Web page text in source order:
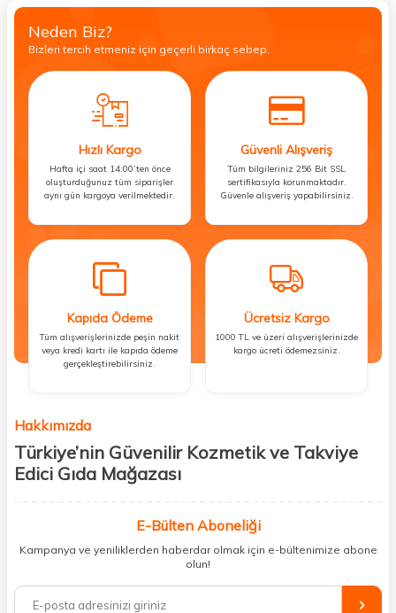
Neden Biz?
Bizleri tercih etmeniz için geçerli birkaç sebep.
Hızlı Kargo
Hafta içi saat 14:00’ten önce
oluşturduğunuz tüm siparişler
aynı gün kargoya verilmektedir.
Güvenli Alışveriş
Tüm bilgileriniz 256 Bit SSL
sertifikasıyla korunmaktadır.
Güvenle alışveriş yapabilirsiniz.
Kapıda Ödeme
Tüm alışverişlerinizde peşin nakit
veya kredi kartı ile kapıda ödeme
gerçekleştirebilirsiniz.
Ücretsiz Kargo
1000 TL ve üzeri alışverişlerinizde
kargo ücreti ödemezsiniz.
Hakkımızda
Türkiye’nin Güvenilir Kozmetik ve Takviye
Edici Gıda Mağazası
kişisel bakım hem de takviye edici gıda ürünlerini sizlerle
buluşturuyoruz. Artık mağaza mağaza dolaşmanıza gerek yok;
ihtiyacınız olan her şeyi tek bir çatı altında topluyor ve kapınıza kadar
%100 orijinal kozmetik ve sağlık ürünleriyle güzelliğinizi tamamlayabilir,
E-Bülten Aboneliği
Kampanya ve yeniliklerden haberdar olmak için e-bültenimize abone
olun!